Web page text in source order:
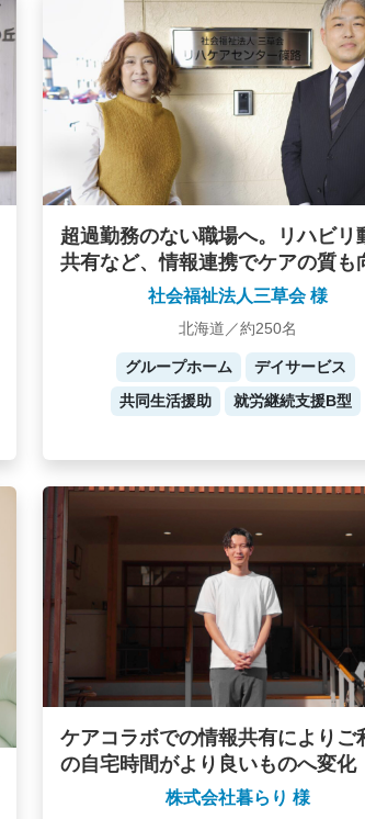
超過勤務のない職場へ。リハビリ
共有など、情報連携でケアの質も
社会福祉法人三草会 様
北海道／約250名
グループホーム
デイサービス
共同生活援助
就労継続支援B型
ケアコラボでの情報共有によりご
の自宅時間がより良いものへ変化
株式会社暮らり 様